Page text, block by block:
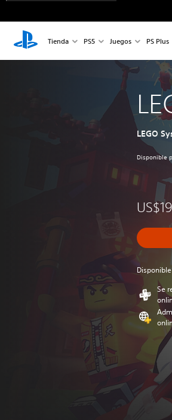
Tienda PS5 Juegos PS Plus
LEGO
Disponible
Se